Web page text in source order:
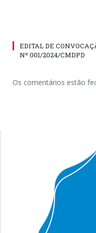
EDITAL DE
Nº 001/2024/CMDPD
Os comentários estão